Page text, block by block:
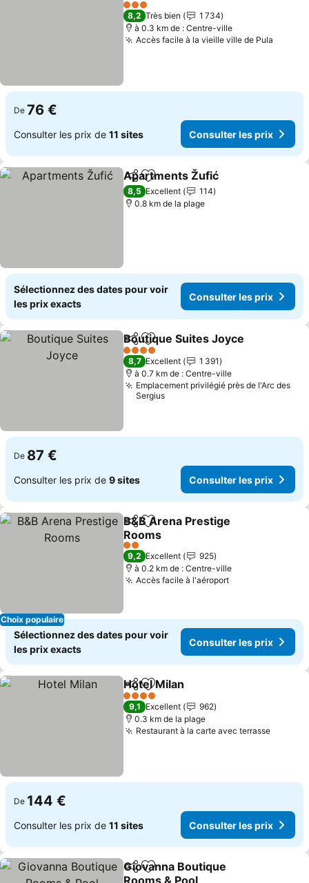
3 Étoiles
8,2 Très bien
1 734
à 0.3 km de : Centre-ville
Accès facile à la vieille ville de Pula
De 76 €
Consulter les prix de 11 sites Consulter les prix
PartagerAjouter à mes favoris
Apartments Žufić
8,5 Excellent
114
0.8 km de la plage
Sélectionnez des dates pour voir
les prix exacts
Consulter les prix
PartagerAjouter à mes favoris
Boutique Suites Joyce
4 Étoiles
8,7 Excellent
1 391
à 0.7 km de : Centre-ville
Emplacement privilégié près de l'Arc des
Sergius
De 87 €
Consulter les prix de 9 sites Consulter les prix
Choix populaire
PartagerAjouter à mes favoris
B&B Arena Prestige
Rooms
2 Étoiles
9,2 Excellent
925
à 0.2 km de : Centre-ville
Accès facile à l'aéroport
Sélectionnez des dates pour voir
les prix exacts
Consulter les prix
PartagerAjouter à mes favoris
Hotel Milan
4 Étoiles
9,1 Excellent
962
0.3 km de la plage
Restaurant à la carte avec terrasse
De 144 €
Consulter les prix de 11 sites Consulter les prix
PartagerAjouter à mes favoris
Giovanna Boutique
Rooms & Pool